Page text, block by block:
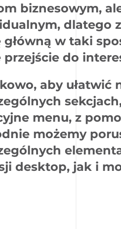
biznesowym,
dlatego
w taki
przejście do
aby ułatwić
menu, z
możemy
desktop, jak i